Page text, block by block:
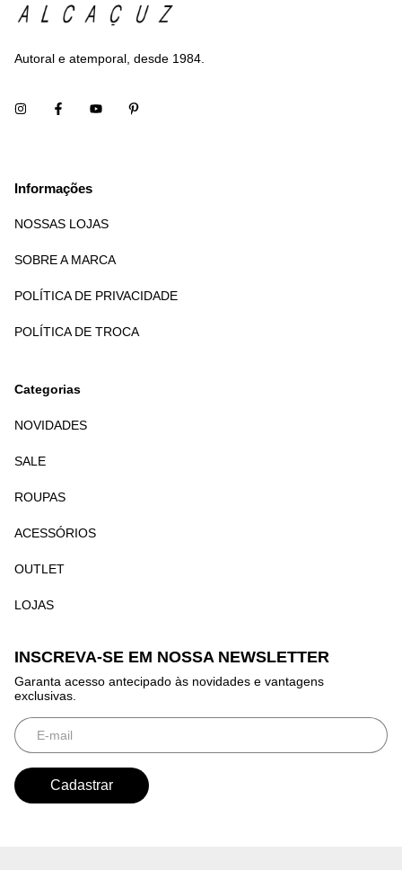
Autoral e atemporal, desde 1984.
Informações
NOSSAS LOJAS
SOBRE A MARCA
POLÍTICA DE PRIVACIDADE
POLÍTICA DE TROCA
Categorias
NOVIDADES
SALE
ROUPAS
ACESSÓRIOS
OUTLET
LOJAS
INSCREVA-SE EM NOSSA NEWSLETTER
Garanta acesso antecipado às novidades e vantagens
exclusivas.